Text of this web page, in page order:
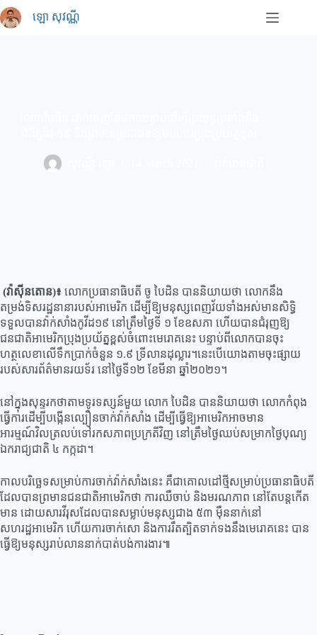
Skip
to
content
ឡោ សុវណ្ណី
(វ៉ាស៊ីនតោន)៖ លោកប្រធានាធិបតី ចូ បៃដិន បាននិយាយថា លោកនឹង
តម្រង់ទិសរដ្ឋនានារបស់អាមេរិក ដើម្បីឱ្យមនុស្សពេញវ័យទាំងអស់មានសិទ្ធិ
ទទួលបានវ៉ាក់សាំងកូវីដ១៩ នៅត្រឹមថ្ងៃទី ១ ខែឧសភា ហើយបានជំរុញឱ្យ
ជនជាតិអាមេរិកប្រុងប្រយ័ត្នខ្ពស់ចំពោះមេរោគនេះ បន្ទាប់ពីលោកបានចុះ
ហត្ថលេខាលើទឹកប្រាក់ចំនួន ១.៩ ទ្រីលានដុល្លារ​។នេះបើយោងតាមចុះផ្សាយ
របស់សារព័ត៌មានរយទ័រ នៅថ្ងៃទី១២ ខែមីនា ឆ្នាំ២០២១។
នៅក្នុងសុន្ទរកថាតាមទូរទស្សន៍មួយ លោក បៃដិន បាននិយាយថា លោកកំពុង
ធ្វើការដើម្បីបង្កើនល្បឿនចាក់វ៉ាក់សាំង ដើម្បីធ្វើឱ្យអាមេរិកអាចមាន
អារម្មណ៍វិលត្រលប់ទៅរកសភាពប្រក្រតីវិញ នៅត្រឹមថ្ងៃឈប់សម្រាកថ្ងៃបុណ្យ
ឯករាជ្យជាតិ ៤ កក្កដា។
កាលបរិច្ឆេទសម្រាប់ការចាក់វ៉ាក់សាំងនេះ គឺជាគោលដៅថ្មីសម្រាប់ប្រធានាធិបតី
ដែលបានព្រមានជនជាតិអាមេរិកថា ការឈឺចាប់ និងមរណភាព នៅតែបន្តកើត
មាន ដោយសារវីរុសដែលបានសម្លាប់មនុស្សជាង ៥៣ ម៉ឺននាក់នៅ
សហរដ្ឋអាមេរិក​ ហើយការចាក់សោ និងការរឹតត្បិតទាក់ទងនឹងមេរោគនេះ បាន
ធ្វើឱ្យមនុស្សរាប់លាននាក់បាត់បង់ការងារ៕